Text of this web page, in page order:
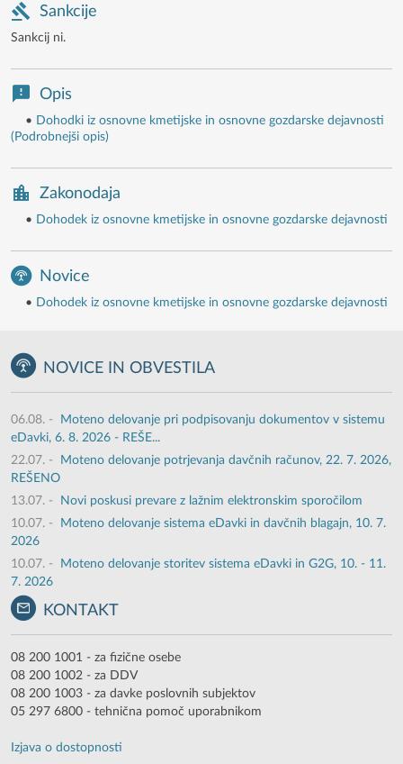
Sankcije
Sankcij ni.
Opis
• Dohodki iz osnovne kmetijske in osnovne gozdarske dejavnosti
(Podrobnejši opis)
Zakonodaja
• Dohodek iz osnovne kmetijske in osnovne gozdarske dejavnosti
Novice
• Dohodek iz osnovne kmetijske in osnovne gozdarske dejavnosti
NOVICE IN OBVESTILA
06.08. -
Moteno delovanje pri podpisovanju dokumentov v sistemu
eDavki, 6. 8. 2026 - REŠE...
22.07. -
Moteno delovanje potrjevanja davčnih računov, 22. 7. 2026,
REŠENO
13.07. -
Novi poskusi prevare z lažnim elektronskim sporočilom
10.07. -
Moteno delovanje sistema eDavki in davčnih blagajn, 10. 7.
2026
10.07. -
Moteno delovanje storitev sistema eDavki in G2G, 10. - 11.
7. 2026
KONTAKT
08 200 1001 - za fizične osebe
08 200 1002 - za DDV
08 200 1003 - za davke poslovnih subjektov
05 297 6800 - tehnična pomoč uporabnikom
Izjava o dostopnosti